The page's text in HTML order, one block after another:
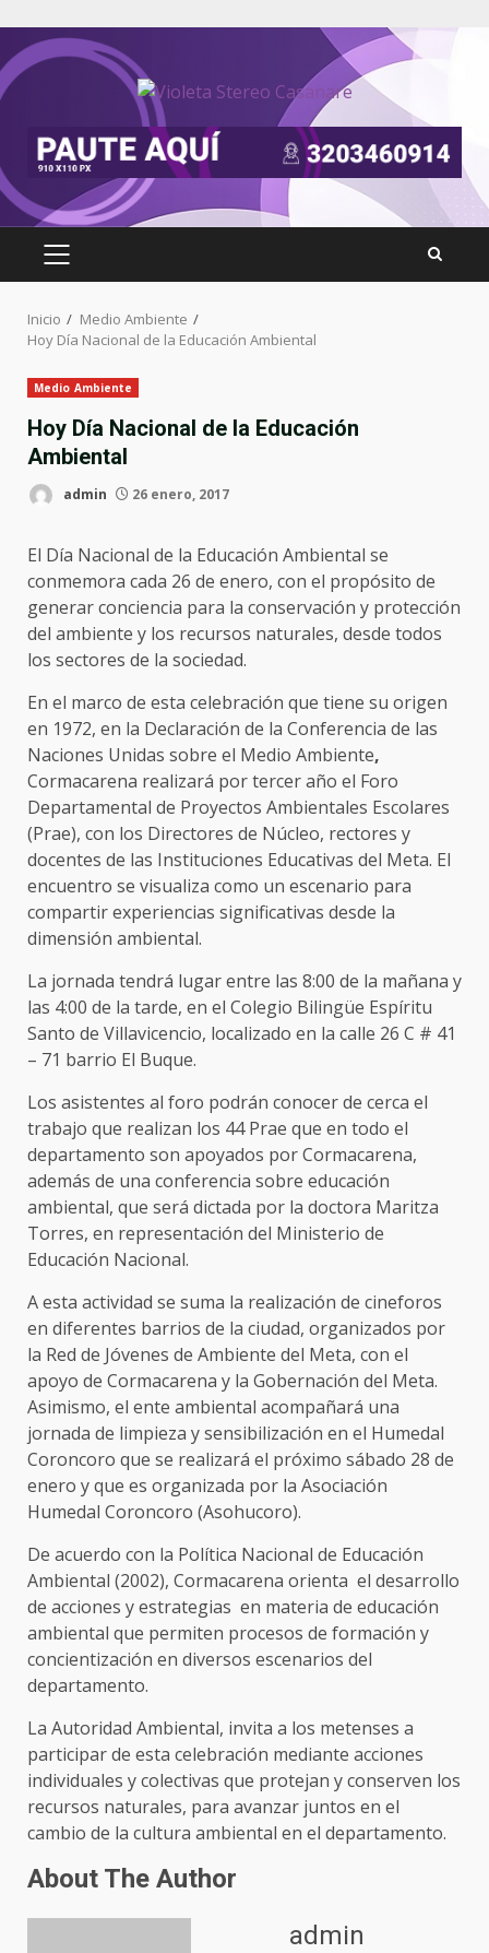
Inicio
Medio Ambiente
Hoy Día Nacional de la Educación Ambiental
Medio Ambiente
Hoy Día Nacional de la Educación
Ambiental
admin 26 enero, 2017
El Día Nacional de la Educación Ambiental se
conmemora cada 26 de enero, con el propósito de
generar conciencia para la conservación y protección
del ambiente y los recursos naturales, desde todos
los sectores de la sociedad.
En el marco de esta celebración que tiene su origen
en 1972, en la Declaración de la Conferencia de las
Naciones Unidas sobre el Medio Ambiente,
Cormacarena realizará por tercer año el Foro
Departamental de Proyectos Ambientales Escolares
(Prae), con los Directores de Núcleo, rectores y
docentes de las Instituciones Educativas del Meta. El
encuentro se visualiza como un escenario para
compartir experiencias significativas desde la
dimensión ambiental.
La jornada tendrá lugar entre las 8:00 de la mañana y
las 4:00 de la tarde, en el Colegio Bilingüe Espíritu
Santo de Villavicencio, localizado en la calle 26 C # 41
– 71 barrio El Buque.
Los asistentes al foro podrán conocer de cerca el
trabajo que realizan los 44 Prae que en todo el
departamento son apoyados por Cormacarena,
además de una conferencia sobre educación
ambiental, que será dictada por la doctora Maritza
Torres, en representación del Ministerio de
Educación Nacional.
A esta actividad se suma la realización de cineforos
en diferentes barrios de la ciudad, organizados por
la Red de Jóvenes de Ambiente del Meta, con el
apoyo de Cormacarena y la Gobernación del Meta.
Asimismo, el ente ambiental acompañará una
jornada de limpieza y sensibilización en el Humedal
Coroncoro que se realizará el próximo sábado 28 de
enero y que es organizada por la Asociación
Humedal Coroncoro (Asohucoro).
De acuerdo con la Política Nacional de Educación
Ambiental (2002), Cormacarena orienta el desarrollo
de acciones y estrategias en materia de educación
ambiental que permiten procesos de formación y
concientización en diversos escenarios del
departamento.
La Autoridad Ambiental, invita a los metenses a
participar de esta celebración mediante acciones
individuales y colectivas que protejan y conserven los
recursos naturales, para avanzar juntos en el
cambio de la cultura ambiental en el departamento.
About The Author
admin